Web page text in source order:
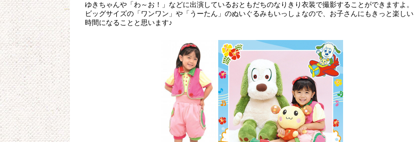
ゆきちゃんや「わ～お！」などに出演しているおともだちのなりきり衣装で撮影することができますよ。
ビッグサイズの「ワンワン」や「うーたん」のぬいぐるみもいっしょなので、お子さんにもきっと楽しい
時間になることと思います♪